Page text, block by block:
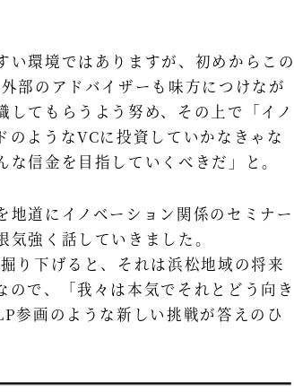
環境ではありますが、初めからこの
部のアドバイザーも味方につけなが
てもらうよう努め、その上で「イノ
ようなVCに投資していかなきゃな
信金を目指していくべきだ」と。
道にイノベーション関係のセミナー
強く話していきました。
り下げると、それは浜松地域の将来
で、「我々は本気でそれとどう向き
参画のような新しい挑戦が答えのひ